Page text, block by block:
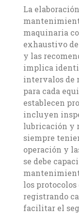
La
maquinaria
exhaustivo
y las
implica
intervalos de
para cada
establecen
incluyen
lubricación y
siempre
operación y
se debe
los
registrando
facilitar el